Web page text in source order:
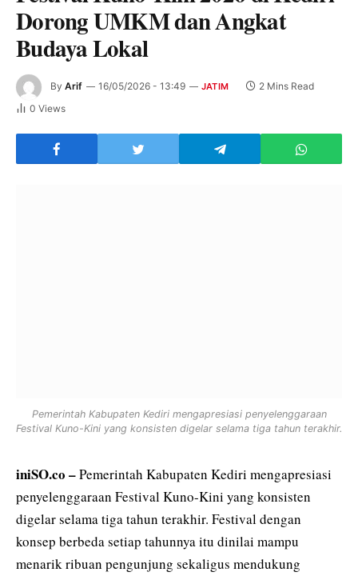
Dorong UMKM dan Angkat
Budaya Lokal
By Arif 16/05/2026 - 13:49 JATIM
2 Mins Read
0 Views
Pemerintah Kabupaten Kediri mengapresiasi penyelenggaraan
Festival Kuno-Kini yang konsisten digelar selama tiga tahun terakhir.
iniSO.co –Pemerintah Kabupaten Kediri mengapresiasi
penyelenggaraan Festival Kuno-Kini yang konsisten
digelar selama tiga tahun terakhir. Festival dengan
konsep berbeda setiap tahunnya itu dinilai mampu
menarik ribuan pengunjung sekaligus mendukung